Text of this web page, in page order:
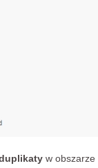
w obszarze